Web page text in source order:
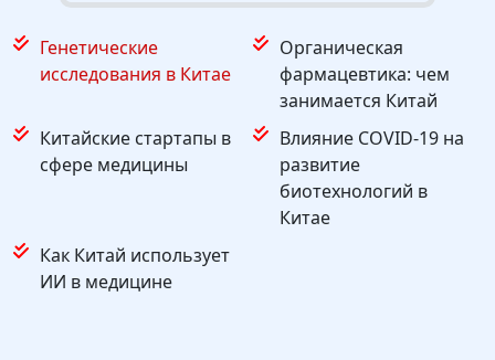
Генетические
исследования в Китае
Органическая
фармацевтика: чем
занимается Китай
Китайские стартапы в
сфере медицины
Влияние COVID-19 на
развитие
биотехнологий в
Китае
Как Китай использует
ИИ в медицине